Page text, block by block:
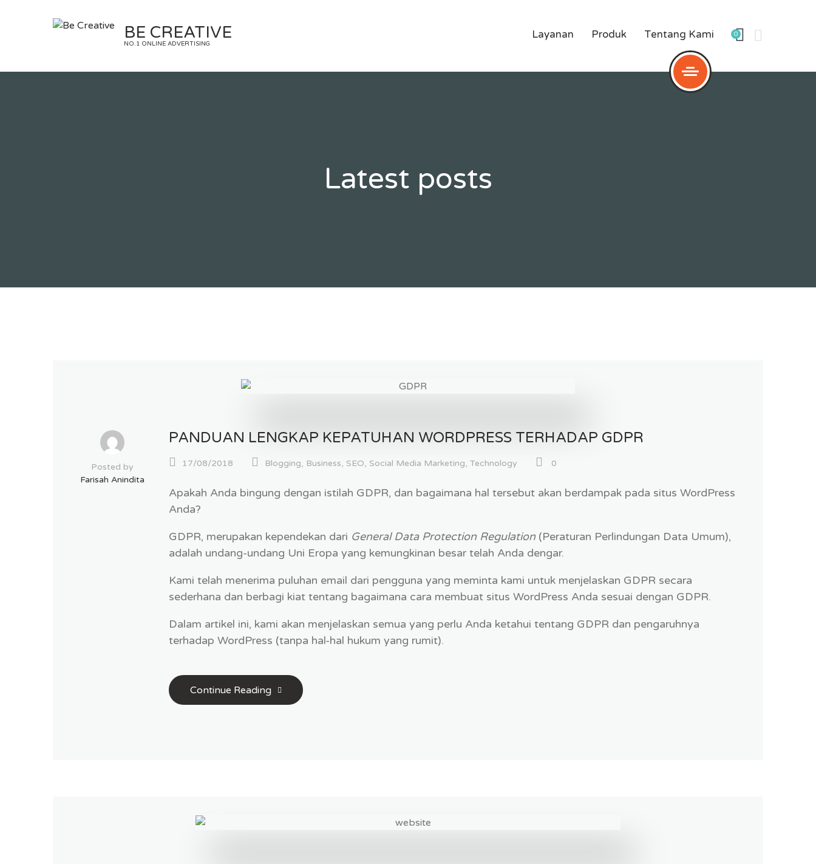
BE CREATIVE
NO.1 ONLINE ADVERTISING
Layanan Produk Tentang Kami 0
Latest posts
Posted by
Farisah Anindita
PANDUAN LENGKAP KEPATUHAN WORDPRESS TERHADAP GDPR
17/08/2018 Blogging, Business, SEO, Social Media Marketing, Technology 0
Apakah Anda bingung dengan istilah GDPR, dan bagaimana hal tersebut akan berdampak pada situs WordPress
Anda?
GDPR, merupakan kependekan dari General Data Protection Regulation (Peraturan Perlindungan Data Umum),
adalah undang-undang Uni Eropa yang kemungkinan besar telah Anda dengar.
Kami telah menerima puluhan email dari pengguna yang meminta kami untuk menjelaskan GDPR secara
sederhana dan berbagi kiat tentang bagaimana cara membuat situs WordPress Anda sesuai dengan GDPR.
Dalam artikel ini, kami akan menjelaskan semua yang perlu Anda ketahui tentang GDPR dan pengaruhnya
terhadap WordPress (tanpa hal-hal hukum yang rumit).
Continue Reading